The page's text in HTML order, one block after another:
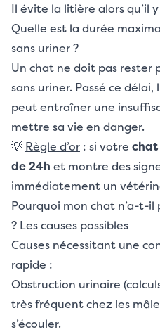
Il évite la litière alors qu’il
Quelle est la durée
sans uriner ?
Un chat ne doit pas rester
sans uriner. Passé ce
peut entraîner une
mettre sa vie en danger.
💡 Règle d’or : si votre chat
de 24h et montre des
immédiatement un
Pourquoi mon chat n’a-t-il
? Les causes possibles
Causes nécessitant une
rapide :
Obstruction urinaire
très fréquent chez les
s’écouler.